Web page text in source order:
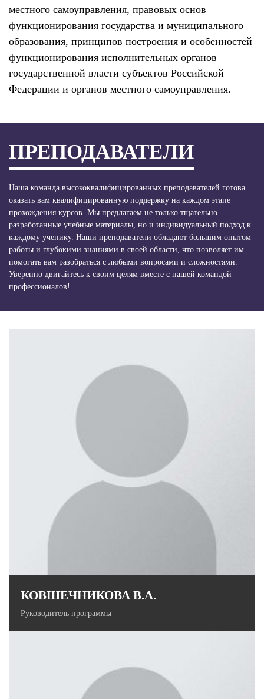
местного самоуправления, правовых основ
функционирования государства и муниципального
образования, принципов построения и особенностей
функционирования исполнительных органов
государственной власти субъектов Российской
Федерации и органов местного самоуправления.
ПРЕПОДАВАТЕЛИ
Наша команда высококвалифицированных преподавателей готова
оказать вам квалифицированную поддержку на каждом этапе
прохождения курсов. Мы предлагаем не только тщательно
разработанные учебные материалы, но и индивидуальный подход к
каждому ученику. Наши преподаватели обладают большим опытом
работы и глубокими знаниями в своей области, что позволяет им
помогать вам разобраться с любыми вопросами и сложностями.
Уверенно двигайтесь к своим целям вместе с нашей командой
профессионалов!
КОВШЕЧНИКОВА В.А.
Руководитель программы